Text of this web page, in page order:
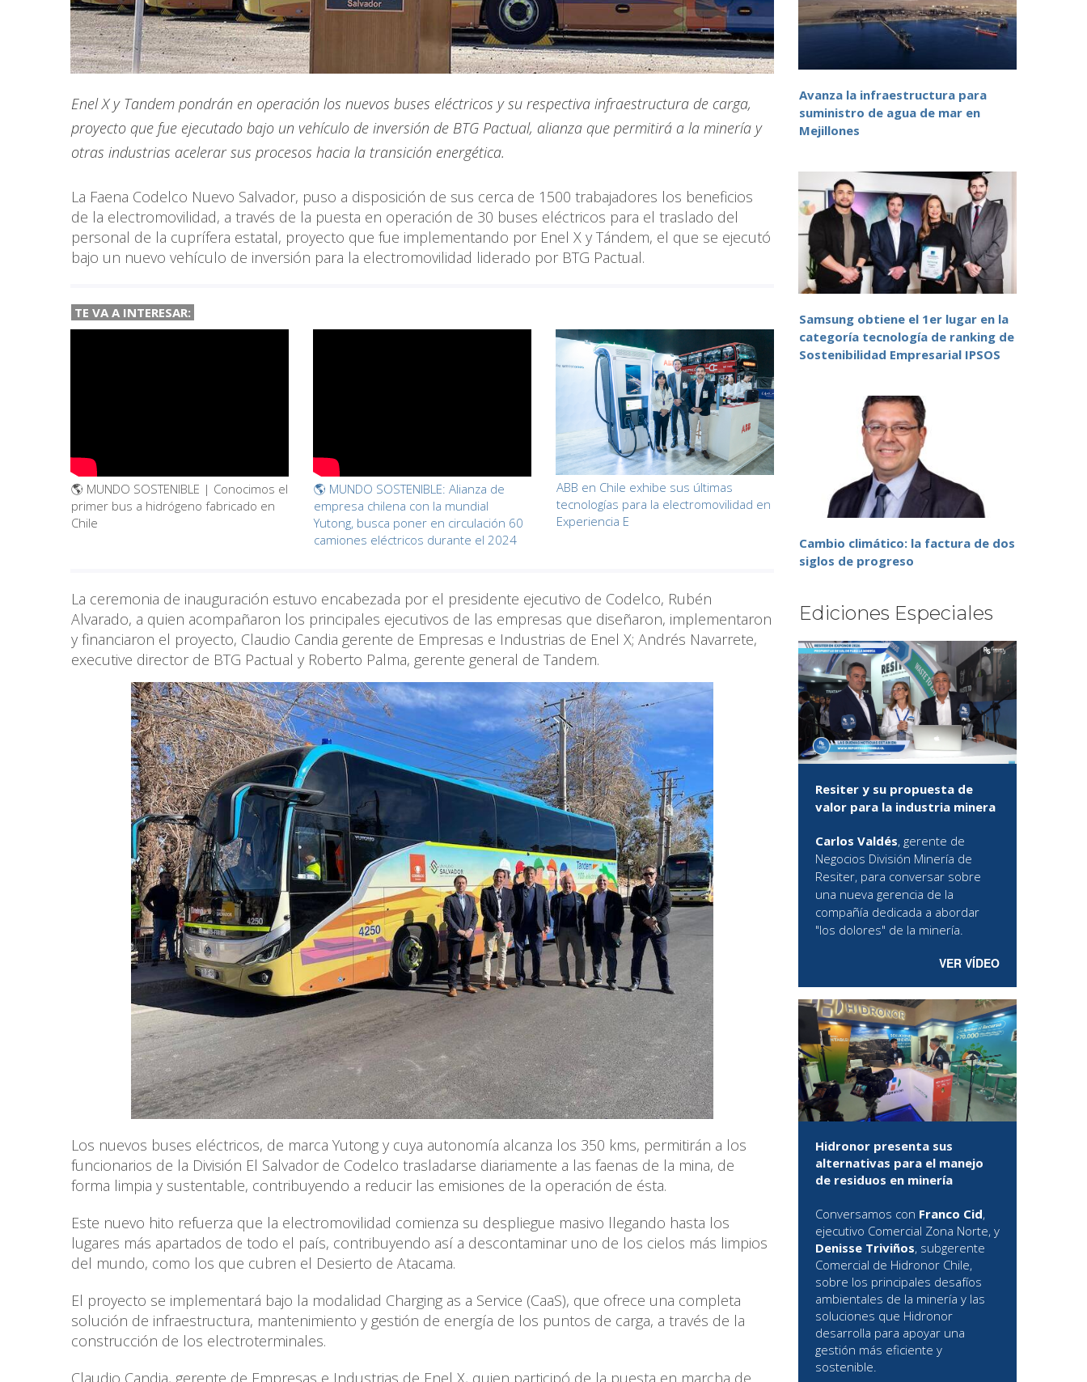
Enel X y Tandem pondrán en operación los nuevos buses eléctricos y su respectiva infraestructura de carga,
proyecto que fue ejecutado bajo un vehículo de inversión de BTG Pactual, alianza que permitirá a la minería y
otras industrias acelerar sus procesos hacia la transición energética.
La Faena Codelco Nuevo Salvador, puso a disposición de sus cerca de 1500 trabajadores los beneficios
de la electromovilidad, a través de la puesta en operación de 30 buses eléctricos para el traslado del
personal de la cuprífera estatal, proyecto que fue implementando por Enel X y Tándem, el que se ejecutó
bajo un nuevo vehículo de inversión para la electromovilidad liderado por BTG Pactual.
TE VA A INTERESAR:
🌎 MUNDO SOSTENIBLE | Conocimos el
primer bus a hidrógeno fabricado en
Chile
🌎 MUNDO SOSTENIBLE: Alianza de
empresa chilena con la mundial
Yutong, busca poner en circulación 60
camiones eléctricos durante el 2024
ABB en Chile exhibe sus últimas
tecnologías para la electromovilidad en
Experiencia E
La ceremonia de inauguración estuvo encabezada por el presidente ejecutivo de Codelco, Rubén
Alvarado, a quien acompañaron los principales ejecutivos de las empresas que diseñaron, implementaron
y financiaron el proyecto, Claudio Candia gerente de Empresas e Industrias de Enel X; Andrés Navarrete,
executive director de BTG Pactual y Roberto Palma, gerente general de Tandem.
Los nuevos buses eléctricos, de marca Yutong y cuya autonomía alcanza los 350 kms, permitirán a los
funcionarios de la División El Salvador de Codelco trasladarse diariamente a las faenas de la mina, de
forma limpia y sustentable, contribuyendo a reducir las emisiones de la operación de ésta.
Este nuevo hito refuerza que la electromovilidad comienza su despliegue masivo llegando hasta los
lugares más apartados de todo el país, contribuyendo así a descontaminar uno de los cielos más limpios
del mundo, como los que cubren el Desierto de Atacama.
El proyecto se implementará bajo la modalidad Charging as a Service (CaaS), que ofrece una completa
solución de infraestructura, mantenimiento y gestión de energía de los puntos de carga, a través de la
construcción de los electroterminales.
Claudio Candia, gerente de Empresas e Industrias de Enel X, quien participó de la puesta en marcha de
Avanza la infraestructura para
suministro de agua de mar en
Mejillones
Samsung obtiene el 1er lugar en la
categoría tecnología de ranking de
Sostenibilidad Empresarial IPSOS
Cambio climático: la factura de dos
siglos de progreso
Ediciones Especiales
Resiter y su propuesta de
valor para la industria minera
Carlos Valdés, gerente de
Negocios División Minería de
Resiter, para conversar sobre
una nueva gerencia de la
compañía dedicada a abordar
"los dolores" de la minería.
VER VÍDEO
Hidronor presenta sus
alternativas para el manejo
de residuos en minería
Conversamos con Franco Cid,
ejecutivo Comercial Zona Norte, y
Denisse Triviños, subgerente
Comercial de Hidronor Chile,
sobre los principales desafíos
ambientales de la minería y las
soluciones que Hidronor
desarrolla para apoyar una
gestión más eficiente y
sostenible.